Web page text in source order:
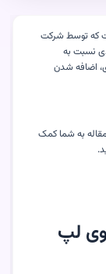
که توسط شرکت
نسبت به
اضافه شدن
این مقاله به شما کمک
نصب ویندوز 8 روی لپ